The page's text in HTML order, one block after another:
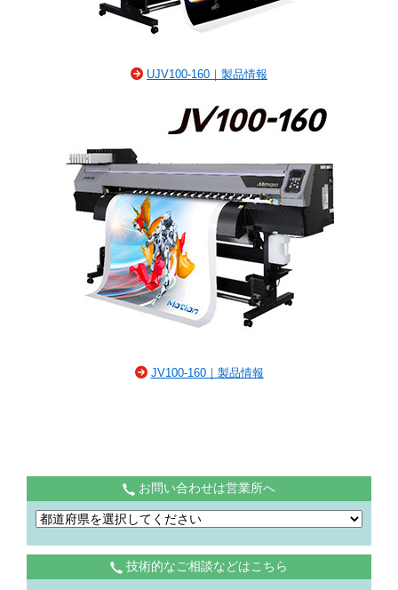
UJV100-160｜製品情報
JV100-160｜製品情報
お問い合わせは営業所へ
技術的なご相談などはこちら